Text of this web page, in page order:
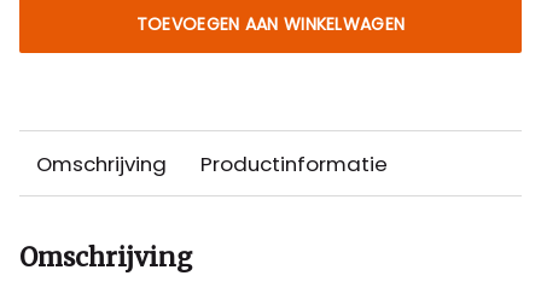
TOEVOEGEN AAN WINKELWAGEN
Omschrijving Productinformatie
Omschrijving